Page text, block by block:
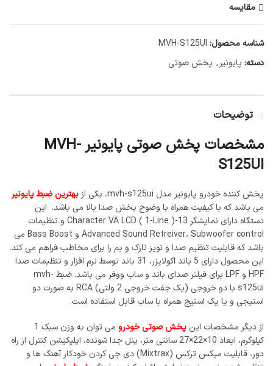
مقایسه
شناسه محصول: MVH-S125UI
دسته: پایونیر, پخش صوتی
توضیحات
مشخصات پخش صوتی پایونیر MVH-
S125UI
پخش کننده خودرو پایونیر مدل mvh-s125ui، یکی از
بهترین ضبط پایونیر
می باشد که با کیفیت همراه با وضوح پخش صدا بالا می باشد. این
دستگاه دارای نمایشگر 13-Character VA LCD ( 1-Line ) و تنظیمات
Advanced Sound Retreiver، Subwoofer control و Bass Boost می
باشد که قابلیت تنظیم صدا و نویز نازک و بم را برای مخاطب فراهم می کند.
این محصول دارای 5 باند اكولايزر، 31 باند توسط نرم افزار و تنظیمات صدا
HPF و LPF برای فیلتر صدای باند و ساب ووفر می باشد. ضبط mvh-
s125ui با دو خروجی (یک جفت خروجی 2 ولتی) RCA به صورت دو
استیجی و یا یک استیج همراه با ساب قابل استفاده است.
از دیگر مشخصات این پخش صوتی خودرو
می توان به وزن سبک 1
کیلوگرم، ابعاد 10×22×27 سانتی متر، پنل جدا شونده، اپلیکیشن کنترل از راه
دور، قابلیت میکس ترکس (Mixtrax) دی جی کردن خودکار آهنگ ها و